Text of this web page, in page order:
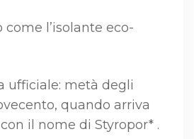
l’isolante eco-
ufficiale: metà degli
quando arriva
il nome di Styropor* .